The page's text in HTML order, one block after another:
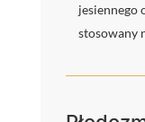
jesiennego
stosowany